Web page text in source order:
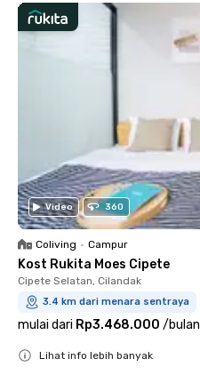
Video 360
Coliving • Campur
Kost Rukita Moes Cipete
Cipete Selatan, Cilandak
3.4 km dari menara sentraya
mulai dari Rp3.468.000 /bulan
Lihat info lebih banyak